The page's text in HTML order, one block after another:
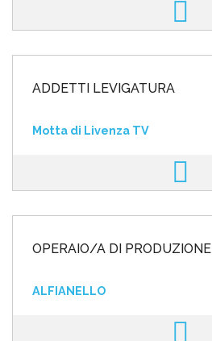
ADDETTI LEVIGATURA
Motta di Livenza TV
OPERAIO/A DI PRODUZIONE
ALFIANELLO